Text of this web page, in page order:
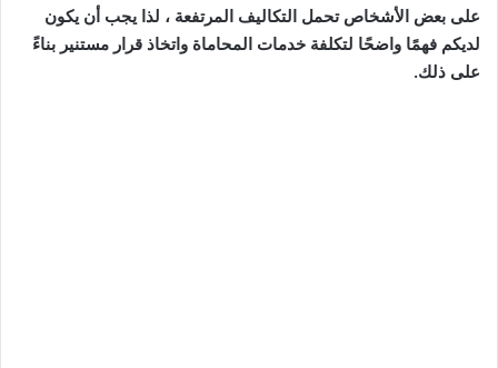
على بعض الأشخاص تحمل التكاليف المرتفعة ، لذا يجب أن يكون
لديكم فهمًا واضحًا لتكلفة خدمات المحاماة واتخاذ قرار مستنير بناءً
على ذلك.